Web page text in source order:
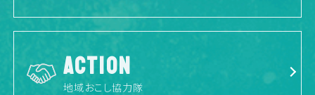
ACTION
地域おこし協力隊